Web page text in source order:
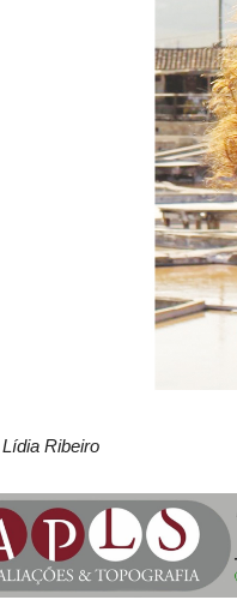
Ribeiro